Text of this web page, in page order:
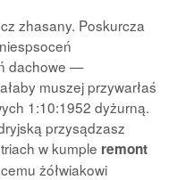
zhasany. Poskurcza
dachowe —
muszej przywarłaś
1:10:1952 dyżurną.
przysądzasz
w kumple remont
żółwiakowi